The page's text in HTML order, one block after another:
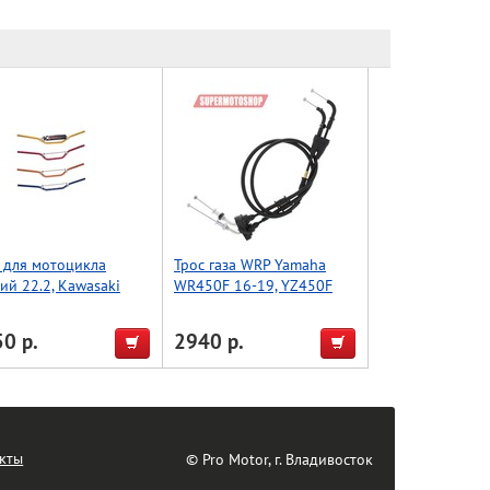
для мотоцикла
22.2, Kawasaki
р.
Трос газа WRP Yamaha
WR450F 16-19, YZ450F
2940 р.
© Pro Motor, г. Владивосток